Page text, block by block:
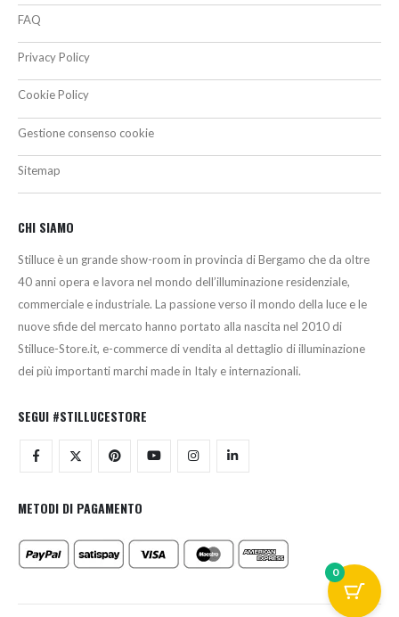
FAQ
Privacy Policy
Cookie Policy
Gestione consenso cookie
Sitemap
CHI SIAMO
Stilluce è un grande show-room in provincia di Bergamo che da oltre
40 anni opera e lavora nel mondo dell’illuminazione residenziale,
commerciale e industriale. La passione verso il mondo della luce e le
nuove sfide del mercato hanno portato alla nascita nel 2010 di
Stilluce-Store.it, e-commerce di vendita al dettaglio di illuminazione
dei più importanti marchi made in Italy e internazionali.
SEGUI #STILLUCESTORE
METODI DI PAGAMENTO
0